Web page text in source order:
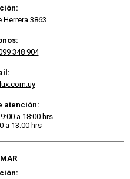
3863
348 904
atención:
a 18:00 hrs
a 13:00 hrs